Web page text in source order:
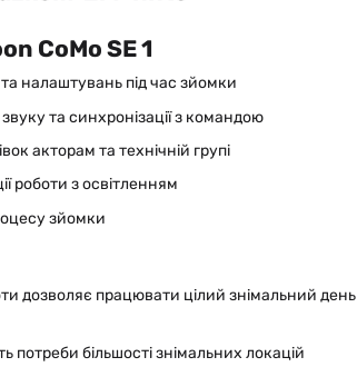
CoMo SE 1
та налаштувань під час зйомки
та синхронізації з командою
акторам та технічній групі
роботи з освітленням
зйомки
дозволяє працювати цілий знімальний день
потреби більшості знімальних локацій